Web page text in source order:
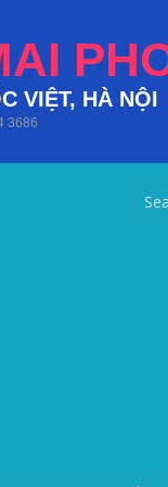
VIỆT, HÀ NỘI
3686